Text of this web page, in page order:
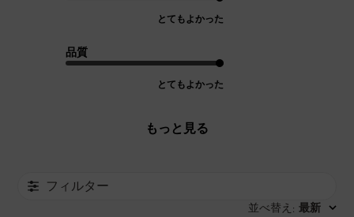
とてもよかった
品質
とてもよかった
もっと見る
フィルター
並べ替え : 最新